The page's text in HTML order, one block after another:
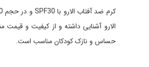
الارو آشنایی داشته و از کیفیت و
حساس و نازک کودکان مناسب است.